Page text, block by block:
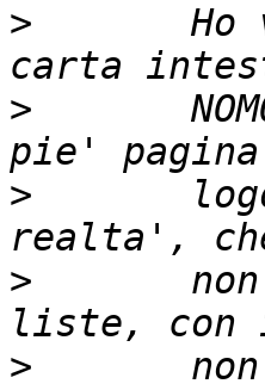
>
>
>
>
>